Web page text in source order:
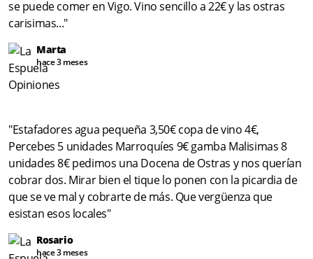
se puede comer en Vigo. Vino sencillo a 22€ y las ostras
carisimas..."
Marta
hace 3 meses
"Estafadores agua pequeña 3,50€ copa de vino 4€,
Percebes 5 unidades Marroquíes 9€ gamba Malisimas 8
unidades 8€ pedimos una Docena de Ostras y nos querían
cobrar dos. Mirar bien el tique lo ponen con la picardia de
que se ve mal y cobrarte de más. Que vergüenza que
esistan esos locales"
Rosario
hace 3 meses